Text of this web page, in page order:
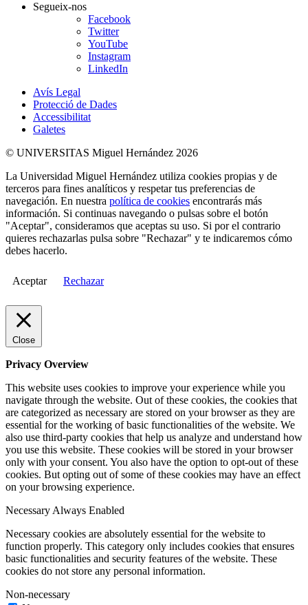
Segueix-nos
Facebook
Twitter
YouTube
Instagram
LinkedIn
Avís Legal
Protecció de Dades
Accessibilitat
Galetes
© UNIVERSITAS Miguel Hernández 2026
La Universidad Miguel Hernández utiliza cookies propias y de
terceros para fines analíticos y respetar tus preferencias de
navegación. En nuestra política de cookies encontrarás más
información. Si continuas navegando o pulsas sobre el botón
"Aceptar", consideramos que aceptas su uso. Si por el contrario
quieres rechazarlas pulsa sobre "Rechazar" y te indicaremos cómo
debes hacerlo.
Aceptar Rechazar
Close
Privacy Overview
This website uses cookies to improve your experience while you
navigate through the website. Out of these cookies, the cookies that
are categorized as necessary are stored on your browser as they are
essential for the working of basic functionalities of the website. We
also use third-party cookies that help us analyze and understand how
you use this website. These cookies will be stored in your browser
only with your consent. You also have the option to opt-out of these
cookies. But opting out of some of these cookies may have an effect
on your browsing experience.
Necessary Always Enabled
Necessary cookies are absolutely essential for the website to
function properly. This category only includes cookies that ensures
basic functionalities and security features of the website. These
cookies do not store any personal information.
Non-necessary